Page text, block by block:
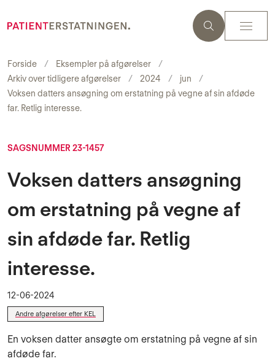
Forside
Eksempler på afgørelser
Arkiv over tidligere afgørelser
2024
jun
Voksen datters ansøgning om erstatning på vegne af sin afdøde
far. Retlig interesse.
SAGSNUMMER 23-1457
Voksen datters ansøgning
om erstatning på vegne af
sin afdøde far. Retlig
interesse.
12-06-2024
Andre afgørelser efter KEL
En voksen datter ansøgte om erstatning på vegne af sin
afdøde far.